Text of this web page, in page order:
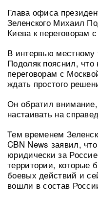
Глава офиса
Зеленского Михаил
Киева к переговорам
В интервью местному
Подоляк пояснил, что
переговорам с
ждать простого
Он обратил
настаивать на
Тем временем
CBN News заявил,
юридически за
территории, которые
боевых действий и
вошли в состав